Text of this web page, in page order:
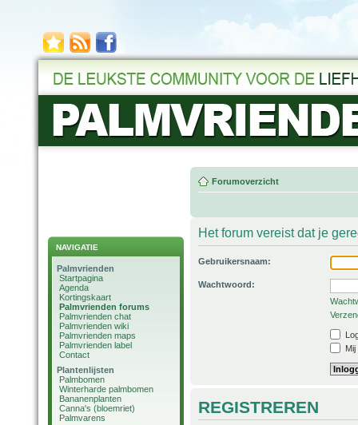
NAVIGATIE
Palmvrienden
Startpagina
Agenda
Kortingskaart
Palmvrienden forums
Palmvrienden chat
Palmvrienden wiki
Palmvrienden maps
Palmvrienden label
Contact
Plantenlijsten
Palmbomen
Winterharde palmbomen
Bananenplanten
Canna's (bloemriet)
Palmvarens
Forumoverzicht
Het forum vereist dat je
Gebruikersnaam:
Wachtwoord:
REGISTREREN